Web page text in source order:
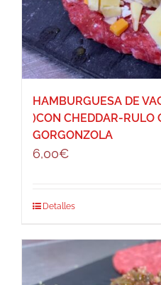
HAMBURGUESA DE
)CON CHEDDAR-RULO
GORGONZOLA
6,00€
Detalles